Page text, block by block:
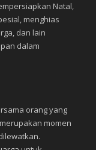
Natal,
menghias
dan lain
dalam
orang yang
momen